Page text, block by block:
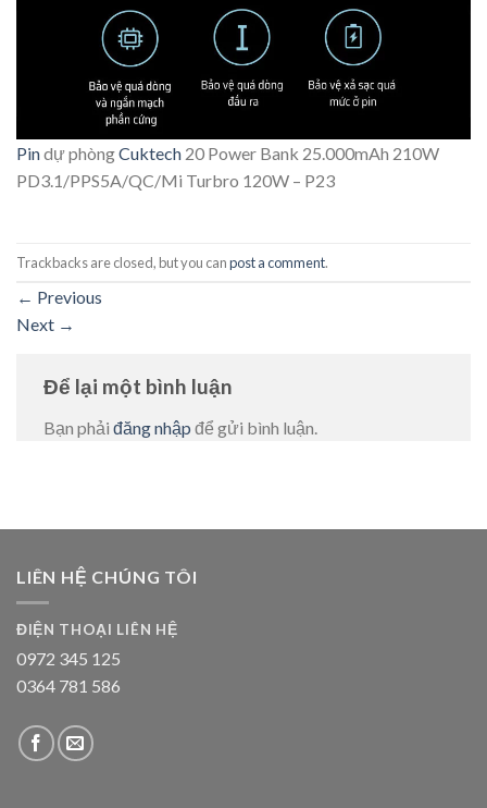
Pindự phòngCuktech 20 Power Bank 25.000mAh 210W
PD3.1/PPS5A/QC/Mi Turbro 120W – P23
Trackbacks are closed, but you canpost a comment.
← Previous
Next →
Để lại một bình luận
Bạn phải đăng nhập để gửi bình luận.
LIÊN HỆ CHÚNG TÔI
ĐIỆN THOẠI LIÊN HỆ
0972 345 125
0364 781 586